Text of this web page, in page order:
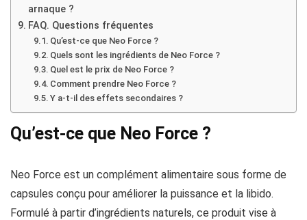
arnaque ?
FAQ. Questions fréquentes
Qu’est-ce que Neo Force ?
Quels sont les ingrédients de Neo Force ?
Quel est le prix de Neo Force ?
Comment prendre Neo Force ?
Y a-t-il des effets secondaires ?
Qu’est-ce que Neo Force ?
Neo Force est un complément alimentaire sous forme de
capsules conçu pour améliorer la puissance et la libido.
Formulé à partir d’ingrédients naturels, ce produit vise à